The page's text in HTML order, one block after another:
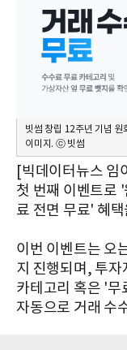
빗썸 창립 12주년 기념
이미지. ⓒ 빗썸
[빅데이터뉴스 임
첫 번째 이벤트로
료 전면 무료' 혜
이번 이벤트는 오
지 진행되며, 투
카테고리 혹은 '무
자동으로 거래 수